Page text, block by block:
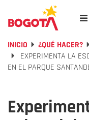
INICIO ¿QUÉ HACER?
EXPERIMENTA LA
EN EL PARQUE